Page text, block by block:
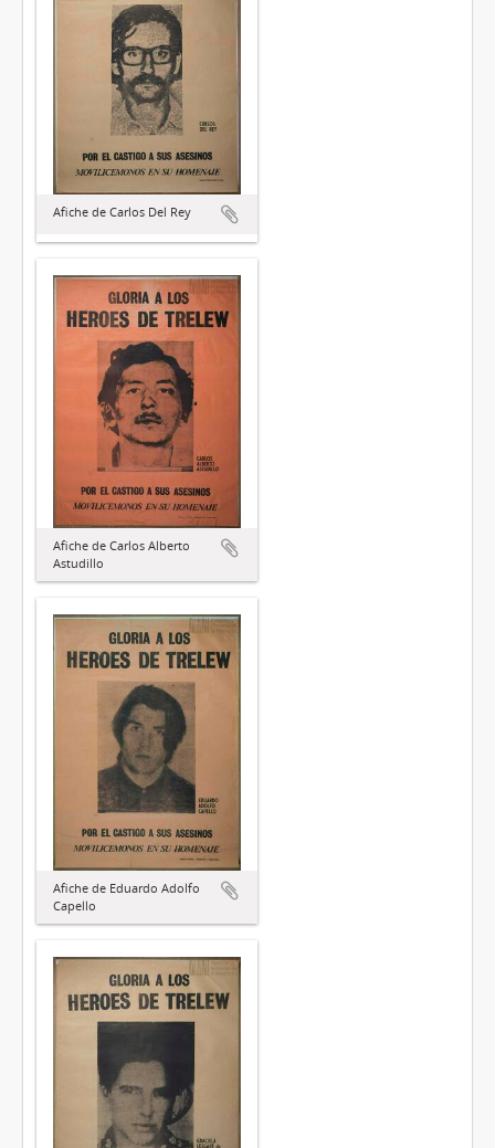
Afiche de Carlos Del Rey
Afiche de Carlos Alberto
Astudillo
Afiche de Eduardo Adolfo
Capello